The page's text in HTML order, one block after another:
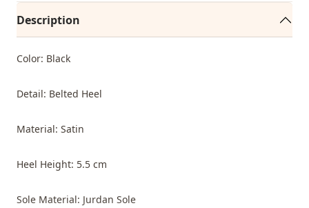
Description
Color: Black
Detail: Belted Heel
Material: Satin
Heel Height: 5.5 cm
Sole Material: Jurdan Sole